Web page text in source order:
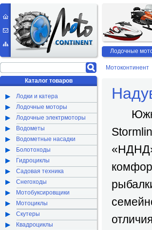
Мотоконтинент
Каталог товаров
Лодки и катера
Лодочные моторы
Лодочные электрмоторы
Водометы
Водометные насадки
Болотоходы
Гидроциклы
Садовая техника
Снегоходы
Мотобуксировщики
Мотоциклы
Скутеры
Квадроциклы
Лодочные